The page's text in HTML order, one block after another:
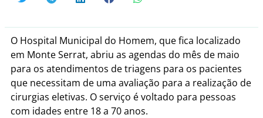
O Hospital Municipal do Homem, que fica localizado
em Monte Serrat, abriu as agendas do mês de maio
para os atendimentos de triagens para os pacientes
que necessitam de uma avaliação para a realização de
cirurgias eletivas. O serviço é voltado para pessoas
com idades entre 18 a 70 anos.